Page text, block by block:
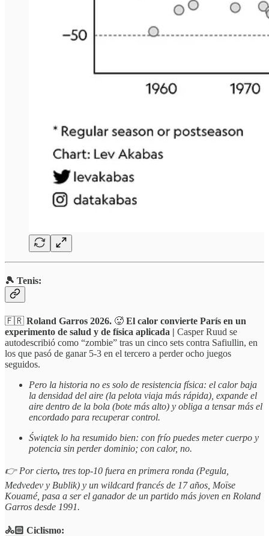
🎾 Tenis:
🇫🇷 Roland Garros 2026. 🥵 El calor convierte París en un
experimento de salud y de física aplicada | Casper Ruud se
autodescribió como “zombie” tras un cinco sets contra Safiullin, en
los que pasó de ganar 5-3 en el tercero a perder ocho juegos
seguidos.
Pero la historia no es solo de resistencia física: el calor baja
la densidad del aire (la pelota viaja más rápida), expande el
aire dentro de la bola (bote más alto) y obliga a tensar más el
encordado para recuperar control.
Świątek lo ha resumido bien: con frío puedes meter cuerpo y
potencia sin perder dominio; con calor, no.
👉 Por cierto, tres top-10 fuera en primera ronda (Pegula,
Medvedev y Bublik) y un wildcard francés de 17 años, Moïse
Kouamé, pasa a ser el ganador de un partido más joven en Roland
Garros desde 1991.
🚴🏻 Ciclismo: